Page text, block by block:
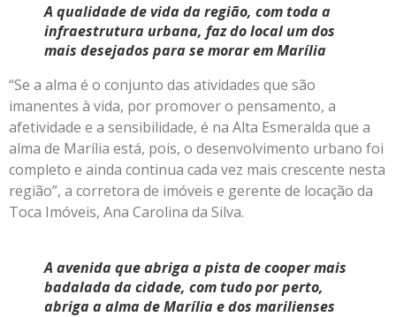
A qualidade de vida da região, com toda a
infraestrutura urbana, faz do local um dos
mais desejados para se morar em Marília
“Se a alma é o conjunto das atividades que são
imanentes à vida, por promover o pensamento, a
afetividade e a sensibilidade, é na Alta Esmeralda que a
alma de Marília está, pois, o desenvolvimento urbano foi
completo e ainda continua cada vez mais crescente nesta
região”, a corretora de imóveis e gerente de locação da
Toca Imóveis, Ana Carolina da Silva.
A avenida que abriga a pista de cooper mais
badalada da cidade, com tudo por perto,
abriga a alma de Marília e dos marilienses